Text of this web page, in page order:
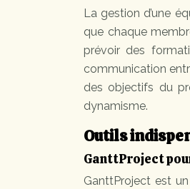
La gestion d’une
que chaque
prévoir des
communication
des objectifs du
dynamisme.
Outils
GanttProject
GanttProject est